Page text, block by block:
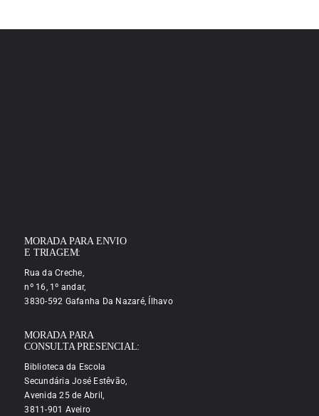
MORADA PARA ENVIO
E TRIAGEM:
Rua da Creche,
nº 16, 1º andar,
3830-592 Gafanha Da Nazaré, Ílhavo
MORADA PARA
CONSULTA PRESENCIAL:
Biblioteca da Escola
Secundária José Estêvão,
Avenida 25 de Abril,
3811-901 Aveiro